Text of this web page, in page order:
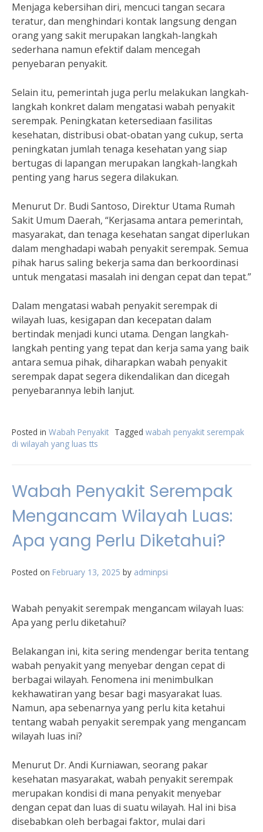
Menjaga kebersihan diri, mencuci tangan secara
teratur, dan menghindari kontak langsung dengan
orang yang sakit merupakan langkah-langkah
sederhana namun efektif dalam mencegah
penyebaran penyakit.
Selain itu, pemerintah juga perlu melakukan langkah-
langkah konkret dalam mengatasi wabah penyakit
serempak. Peningkatan ketersediaan fasilitas
kesehatan, distribusi obat-obatan yang cukup, serta
peningkatan jumlah tenaga kesehatan yang siap
bertugas di lapangan merupakan langkah-langkah
penting yang harus segera dilakukan.
Menurut Dr. Budi Santoso, Direktur Utama Rumah
Sakit Umum Daerah, “Kerjasama antara pemerintah,
masyarakat, dan tenaga kesehatan sangat diperlukan
dalam menghadapi wabah penyakit serempak. Semua
pihak harus saling bekerja sama dan berkoordinasi
untuk mengatasi masalah ini dengan cepat dan tepat.”
Dalam mengatasi wabah penyakit serempak di
wilayah luas, kesigapan dan kecepatan dalam
bertindak menjadi kunci utama. Dengan langkah-
langkah penting yang tepat dan kerja sama yang baik
antara semua pihak, diharapkan wabah penyakit
serempak dapat segera dikendalikan dan dicegah
penyebarannya lebih lanjut.
Posted in Wabah Penyakit Tagged wabah penyakit serempak
di wilayah yang luas tts
Wabah Penyakit Serempak
Mengancam Wilayah Luas:
Apa yang Perlu Diketahui?
Posted on February 13, 2025 by adminpsi
Wabah penyakit serempak mengancam wilayah luas:
Apa yang perlu diketahui?
Belakangan ini, kita sering mendengar berita tentang
wabah penyakit yang menyebar dengan cepat di
berbagai wilayah. Fenomena ini menimbulkan
kekhawatiran yang besar bagi masyarakat luas.
Namun, apa sebenarnya yang perlu kita ketahui
tentang wabah penyakit serempak yang mengancam
wilayah luas ini?
Menurut Dr. Andi Kurniawan, seorang pakar
kesehatan masyarakat, wabah penyakit serempak
merupakan kondisi di mana penyakit menyebar
dengan cepat dan luas di suatu wilayah. Hal ini bisa
disebabkan oleh berbagai faktor, mulai dari